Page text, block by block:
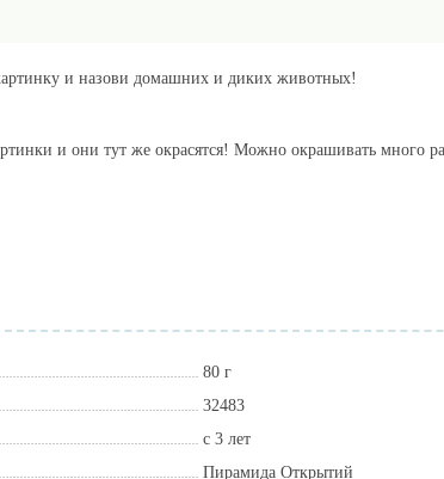
и назови домашних и диких животных!
и они тут же окрасятся! Можно окрашивать много
80 г
32483
с 3 лет
Пирамида Открытий